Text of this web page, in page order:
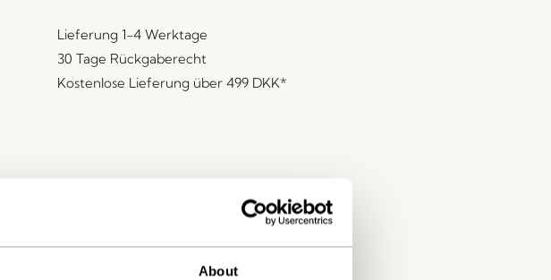
About
Lieferung 1-4 Werktage
30 Tage Rückgaberecht
Kostenlose Lieferung über 499 DKK*